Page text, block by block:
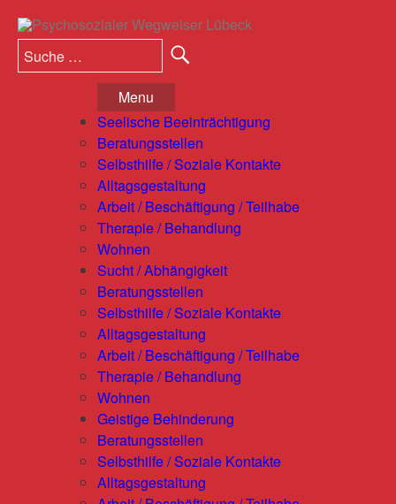
S
u
n
Menu
Seelische Beeinträchtigung
Beratungsstellen
Selbsthilfe / Soziale Kontakte
Alltagsgestaltung
Arbeit / Beschäftigung / Teilhabe
Therapie / Behandlung
Wohnen
Sucht / Abhängigkeit
Beratungsstellen
Selbsthilfe / Soziale Kontakte
Alltagsgestaltung
Arbeit / Beschäftigung / Teilhabe
Therapie / Behandlung
Wohnen
Geistige Behinderung
Beratungsstellen
Selbsthilfe / Soziale Kontakte
Alltagsgestaltung